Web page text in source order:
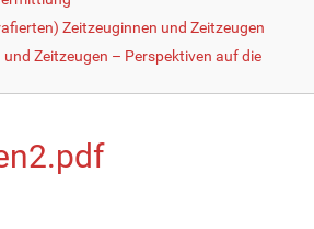
Zeitzeuginnen und Zeitzeugen
Zeitzeugen – Perspektiven auf die